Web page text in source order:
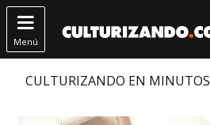

Menú
CULTURIZANDO EN MINUTOS